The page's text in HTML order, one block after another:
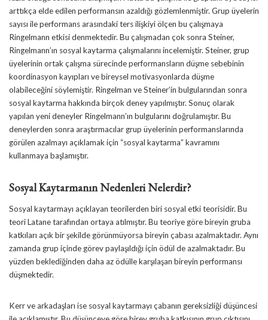
arttıkça elde edilen performansın azaldığı gözlemlenmiştir. Grup üyelerin
sayısı ile performans arasındaki ters ilişkiyi ölçen bu çalışmaya
Ringelmann etkisi denmektedir. Bu çalışmadan çok sonra Steiner,
Ringelmann’ın sosyal kaytarma çalışmalarını incelemiştir. Steiner, grup
üyelerinin ortak çalışma sürecinde performansların düşme sebebinin
koordinasyon kayıpları ve bireysel motivasyonlarda düşme
olabileceğini söylemiştir. Ringelman ve Steiner’in bulgularından sonra
sosyal kaytarma hakkında birçok deney yapılmıştır. Sonuç olarak
yapılan yeni deneyler Ringelmann’ın bulgularını doğrulamıştır. Bu
deneylerden sonra araştırmacılar grup üyelerinin performanslarında
görülen azalmayı açıklamak için “sosyal kaytarma” kavramını
kullanmaya başlamıştır.
Sosyal Kaytarmanın Nedenleri Nelerdir?
Sosyal kaytarmayı açıklayan teorilerden biri sosyal etki teorisidir. Bu
teori Latane tarafından ortaya atılmıştır. Bu teoriye göre bireyin gruba
katkıları açık bir şekilde görünmüyorsa bireyin çabası azalmaktadır. Aynı
zamanda grup içinde görev paylaşıldığı için ödül de azalmaktadır. Bu
yüzden beklediğinden daha az ödülle karşılaşan bireyin performansı
düşmektedir.
Kerr ve arkadaşları ise sosyal kaytarmayı çabanın gereksizliği düşüncesi